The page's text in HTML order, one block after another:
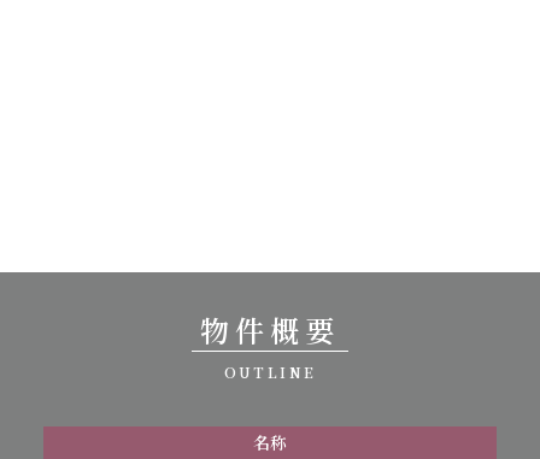
物件概要
OUTLINE
名称